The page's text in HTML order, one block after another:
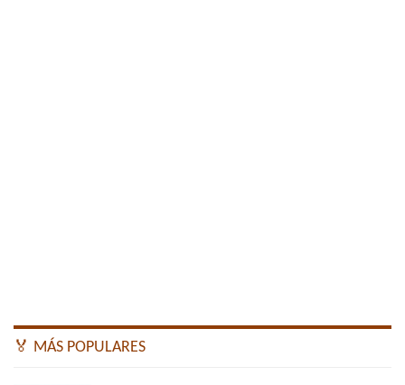
🏅 MÁS POPULARES